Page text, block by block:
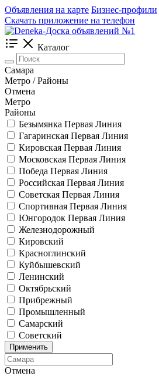
Объявления на карте Бизнес-профили
Скачать приложение на телефон
Каталог
Самара
Метро / Районы
Отмена
Метро
Районы
Безымянка Первая Линия
Гагаринская Первая Линия
Кировская Первая Линия
Московская Первая Линия
Победа Первая Линия
Российская Первая Линия
Советская Первая Линия
Спортивная Первая Линия
Юнгородок Первая Линия
Железнодорожный
Кировский
Красноглинский
Куйбышевский
Ленинский
Октябрьский
Прибрежный
Промышленный
Самарский
Советский
Применить
Отмена